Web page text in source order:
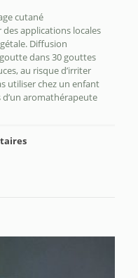
cutané
applications locales
Diffusion
dans 30 gouttes
au risque d’irriter
utiliser chez un enfant
d’un aromathérapeute